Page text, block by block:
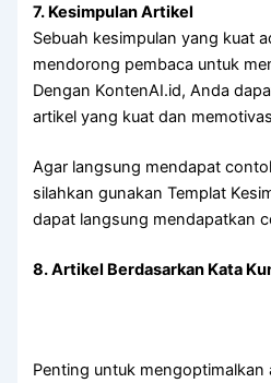
7. Kesimpulan Artikel
Sebuah kesimpulan yang kuat
mendorong pembaca untuk
Dengan KontenAI.id, Anda
artikel yang kuat dan
Agar langsung mendapat
silahkan gunakan Templat
dapat langsung mendapatkan
8. Artikel Berdasarkan Kata
Penting untuk mengoptimalkan